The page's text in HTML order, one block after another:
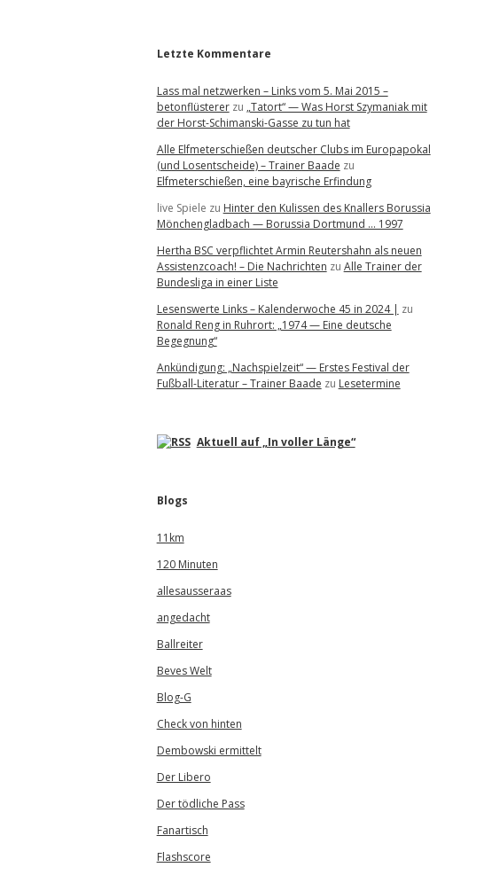
Letzte Kommentare
Lass mal netzwerken – Links vom 5. Mai 2015 –
betonflüstererzu „Tatort“ — Was Horst Szymaniak mit
der Horst-Schimanski-Gasse zu tun hat
Alle Elfmeterschießen deutscher Clubs im Europapokal
(und Losentscheide) – Trainer Baade zu
Elfmeterschießen, eine bayrische Erfindung
live Spiele zu Hinter den Kulissen des Knallers Borussia
Mönchengladbach — Borussia Dortmund … 1997
Hertha BSC verpflichtet Armin Reutershahn als neuen
Assistenzcoach! – Die Nachrichten zu Alle Trainer der
Bundesliga in einer Liste
Lesenswerte Links – Kalenderwoche 45 in 2024 | zu
Ronald Reng in Ruhrort: „1974 — Eine deutsche
Begegnung“
Ankündigung: „Nachspielzeit“ — Erstes Festival der
Fußball-Literatur – Trainer Baade zu Lesetermine
Aktuell auf „In voller Länge“
Blogs
11km
120 Minuten
allesausseraas
angedacht
Ballreiter
Beves Welt
Blog-G
Check von hinten
Dembowski ermittelt
Der Libero
Der tödliche Pass
Fanartisch
Flashscore